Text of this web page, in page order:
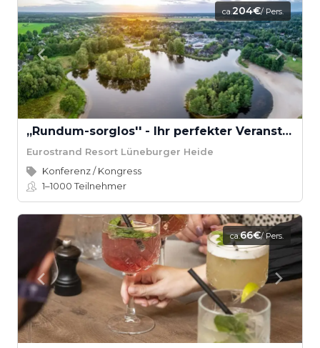
ca.204€/ Pers.
,,Rundum-sorglos'' - Ihr perfekter Veranstaltungstag
Eurostrand Resort Lüneburger Heide
Konferenz / Kongress
1–1000Teilnehmer
ca.66€/ Pers.